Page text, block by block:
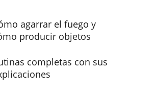
agarrar el fuego y
producir objetos
completas con sus